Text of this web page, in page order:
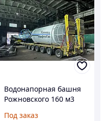
Водонапорная башня
Рожновского 160 м3
Под заказ